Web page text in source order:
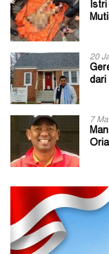
Istri
20
dari
7